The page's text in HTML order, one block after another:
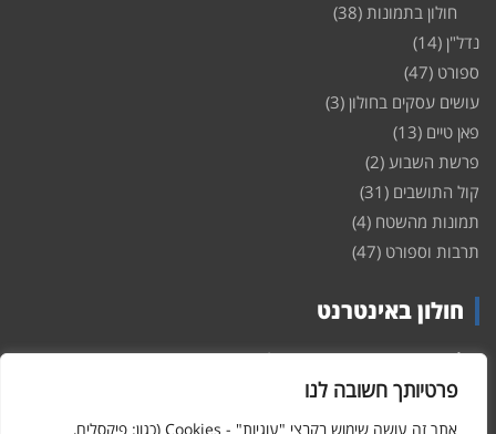
פרטיותך חשובה לנו
אתר זה עושה שימוש בקבצי "עוגיות" - Cookies (כגון: פיקסלים,
חולון בתמונות (38)
נדל"ן (14)
ספורט (47)
עושים עסקים בחולון (3)
פאן טיים (13)
פרשת השבוע (2)
קול התושבים (31)
תמונות מהשטח (4)
תרבות וספורט (47)
חולון באינטרנט
חולוןבאינטרנט – האתר שמביא לכם עדכונים ומידע מהשטח מהעיר
חולון. במה פתוחה לקול תושבי חולון באינטרנט, מידע על
ופרוייקטים חדשים בעיר, חיי לילה, וכן טורי דעה, עסקים בחולון, ודיונים על
הנעשה בעיר. אתם מוזמנים ומוזמנות להשתתף בדיון ולשלוח לנו כתבות